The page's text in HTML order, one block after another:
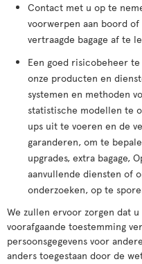
Contact met u op te
voorwerpen aan boord
vertraagde bagage af te
Een goed risicobeheer
onze producten en
systemen en methoden
statistische modellen te
ups uit te voeren en de
garanderen, om te
upgrades, extra bagage,
aanvullende diensten of
onderzoeken, op te
We zullen ervoor zorgen dat
voorafgaande toestemming
persoonsgegevens voor
anders toegestaan door de